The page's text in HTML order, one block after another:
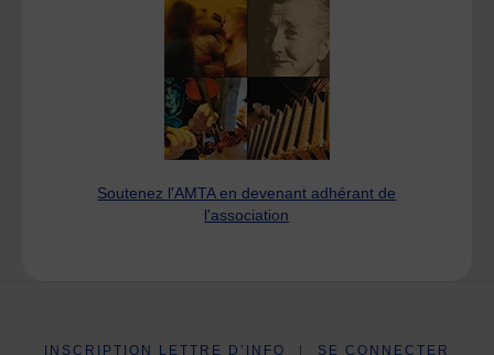
Soutenez l'AMTA en devenant adhérant de
l'association
INSCRIPTION LETTRE D’INFO SE CONNECTER